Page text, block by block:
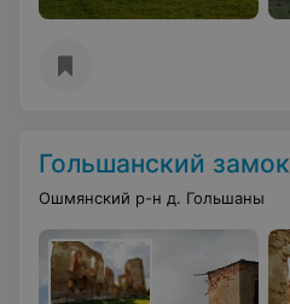
Гольшанский замок
Ошмянский р-н д. Гольшаны